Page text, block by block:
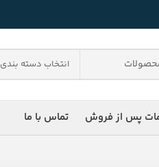
انتخاب دسته بندی
پس از فروش تماس با ما